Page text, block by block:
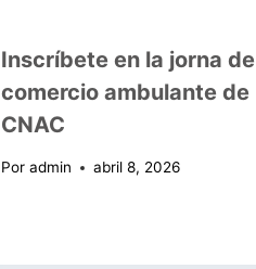
Inscríbete en la jorna de
comercio ambulante de
CNAC
Por admin abril 8, 2026